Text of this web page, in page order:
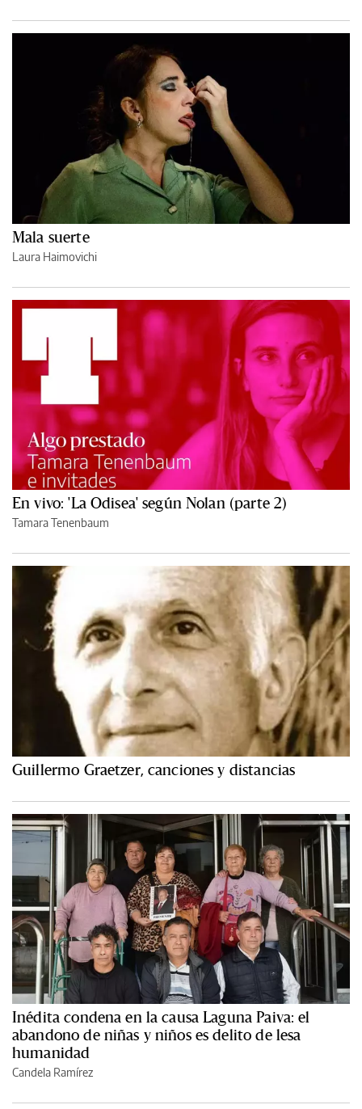
Mala suerte
Laura Haimovichi
En vivo: 'La Odisea' según Nolan (parte 2)
Tamara Tenenbaum
Guillermo Graetzer, canciones y distancias
Inédita condena en la causa Laguna Paiva: el
abandono de niñas y niños es delito de lesa
humanidad
Candela Ramírez